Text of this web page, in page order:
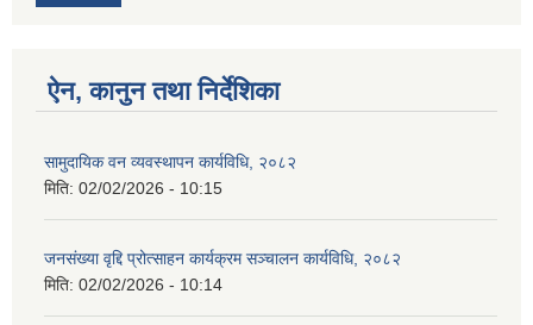
ऐन, कानुन तथा निर्देशिका
सामुदायिक वन व्यवस्थापन कार्यविधि, २०८२
मिति: 02/02/2026 - 10:15
जनसंख्या वृद्दि प्रोत्साहन कार्यक्रम सञ्‍चालन कार्यविधि, २०८२
मिति: 02/02/2026 - 10:14